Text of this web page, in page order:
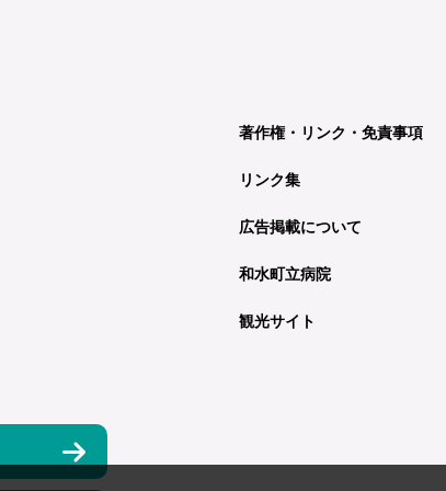
著作権・リンク・免責事項
リンク集
広告掲載について
和水町立病院
観光サイト